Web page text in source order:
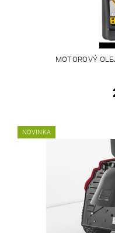
MOTOROVÝ
NOVINKA